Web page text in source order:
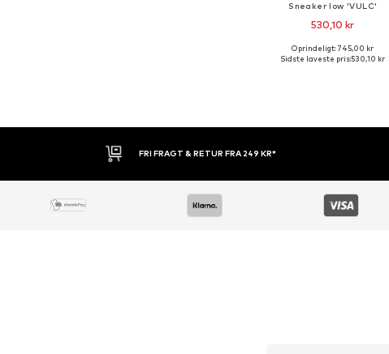
Sneaker low 'VULC'
530,10 kr
Oprindeligt: 745,00 kr
Sidste laveste pris:530,10 kr
30 DAGES RETURRET